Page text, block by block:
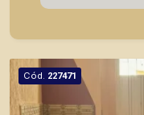
locação, vendas
Cód. 227471